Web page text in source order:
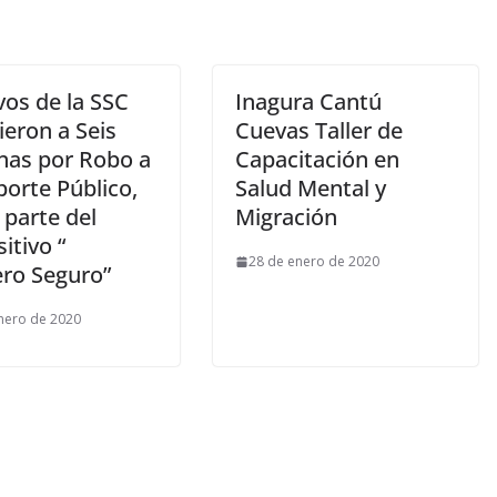
de la SSC
a Seis
por Robo a
Público,
del
“
Seguro”
de 2020
Inagura Cantú
Cuevas Taller de
Capacitación en
Salud Mental y
Migración
28 de enero de 2020